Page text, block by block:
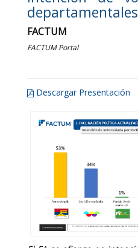
FACTUM
FACTUM Portal
Descargar Presentación